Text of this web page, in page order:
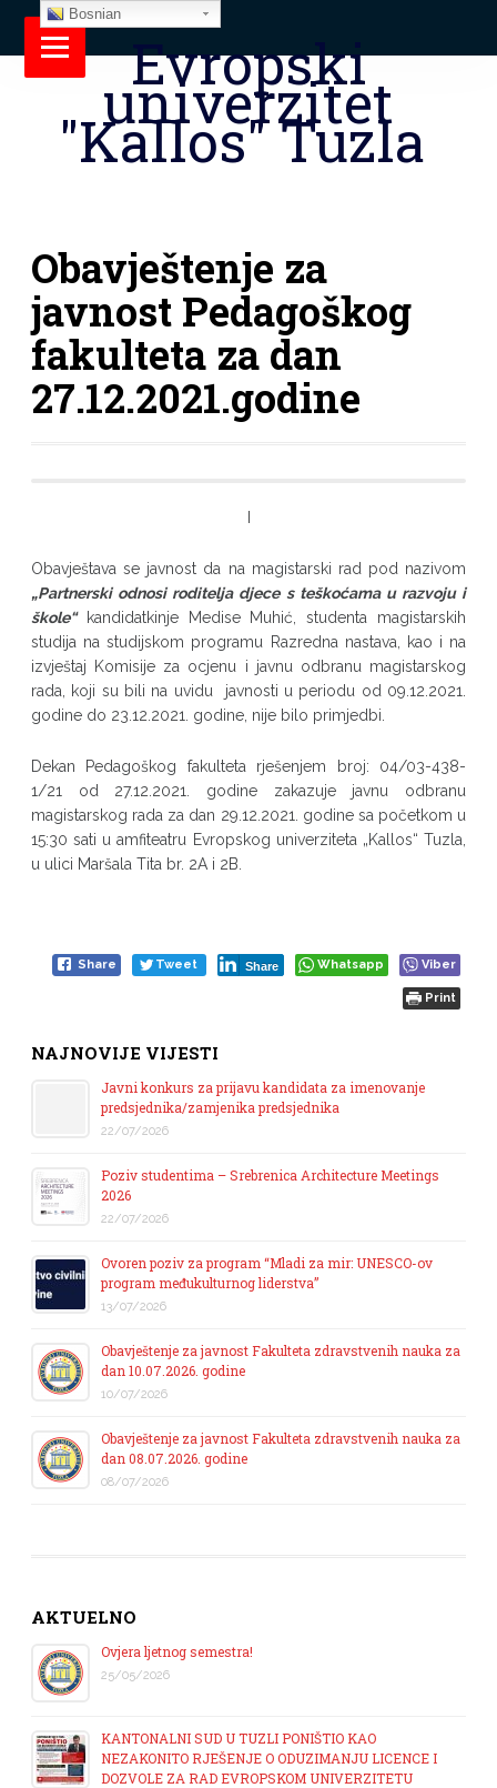
Evropski
univerzitet
"Kallos" Tuzla
Obavještenje za
javnost Pedagoškog
fakulteta za dan
27.12.2021.godine
Obavještava se javnost da na magistarski rad pod nazivom
„Partnerski odnosi roditelja djece s teškoćama u razvoju i
škole“kandidatkinje Medise Muhić, studenta magistarskih
studija na studijskom programu Razredna nastava, kao i na
izvještaj Komisije za ocjenu i javnu odbranu magistarskog
rada, koji su bili na uvidu javnosti u periodu od 09.12.2021.
godine do 23.12.2021. godine, nije bilo primjedbi.
Dekan Pedagoškog fakulteta rješenjem broj: 04/03-438-
1/21 od 27.12.2021. godine zakazuje javnu odbranu
magistarskog rada za dan 29.12.2021. godine sa početkom u
15:30 sati u amfiteatru Evropskog univerziteta „Kallos“ Tuzla,
u ulici Maršala Tita br. 2A i 2B.
Share Tweet Share Whatsapp Viber
Print
NAJNOVIJE VIJESTI
Javni konkurs za prijavu kandidata za imenovanje
predsjednika/zamjenika predsjednika
22/07/2026
Poziv studentima – Srebrenica Architecture Meetings
2026
22/07/2026
Ovoren poziv za program “Mladi za mir: UNESCO-ov
program međukulturnog liderstva”
13/07/2026
Obavještenje za javnost Fakulteta zdravstvenih nauka za
dan 10.07.2026. godine
10/07/2026
Obavještenje za javnost Fakulteta zdravstvenih nauka za
dan 08.07.2026. godine
08/07/2026
AKTUELNO
Ovjera ljetnog semestra!
25/05/2026
KANTONALNI SUD U TUZLI PONIŠTIO KAO
NEZAKONITO RJEŠENJE O ODUZIMANJU LICENCE I
DOZVOLE ZA RAD EVROPSKOM UNIVERZITETU
Bosnian